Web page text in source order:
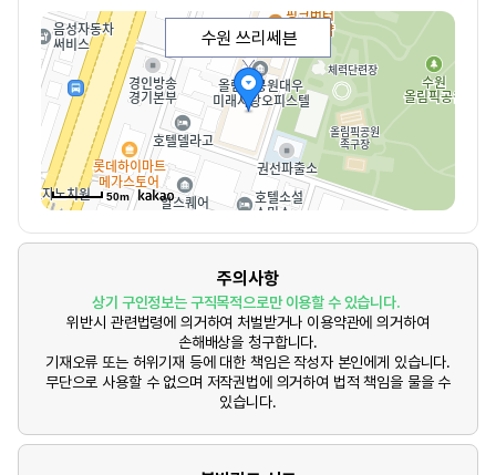
수원 쓰리쎄븐
50m
주의사항
상기 구인정보는 구직목적으로만 이용할 수 있습니다.
위반시 관련법령에 의거하여 처벌받거나 이용약관에 의거하여
손해배상을 청구합니다.
기재오류 또는 허위기재 등에 대한 책임은 작성자 본인에게 있습니다.
무단으로 사용할 수 없으며 저작권법에 의거하여 법적 책임을 물을 수
있습니다.